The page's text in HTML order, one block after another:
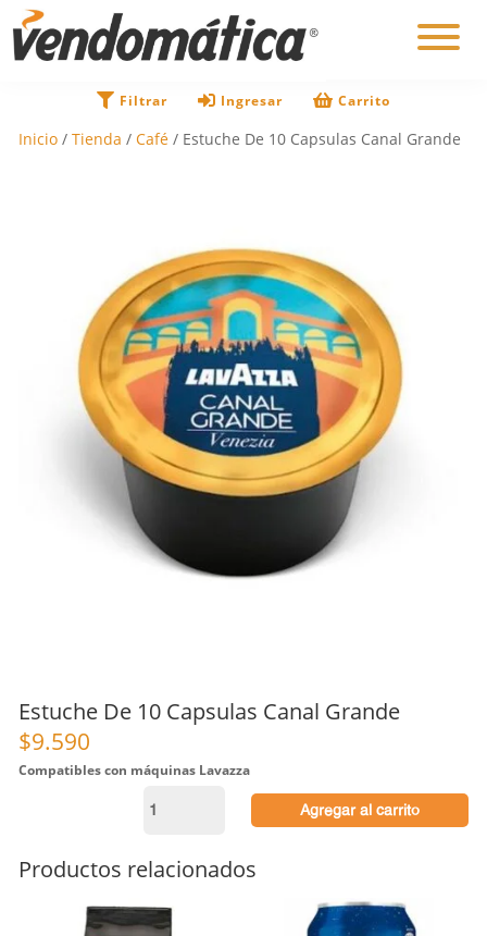
Filtrar Ingresar Carrito
Inicio / Tienda / Café / Estuche De 10 Capsulas Canal Grande
Estuche De 10 Capsulas Canal Grande
$9.590
Compatibles con máquinas Lavazza
De
Capsulas Canal
Grande
cantidad
Agregar al carrito
Productos relacionados